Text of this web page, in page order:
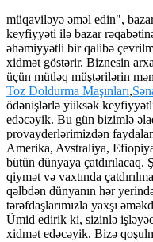
müqaviləyə əməl edin",
keyfiyyəti ilə bazar
əhəmiyyətli bir qalibə
xidmət göstərir. Biznesin
üçün mütləq müştərilərin
Toz Doldurma Maşınları,
ödənişlərlə yüksək
edəcəyik. Bu gün bizimlə
provayderlərimizdən
Amerika, Avstraliya,
bütün dünyaya
qiymət və vaxtında
qəlbdən dünyanın hər
tərəfdaşlarımızla yaxşı
Ümid edirik ki, sizinlə
xidmət edəcəyik. Bizə